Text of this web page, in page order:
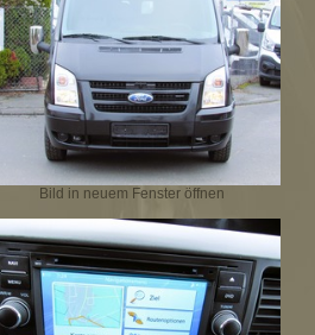
Bild in neuem Fenster öffnen